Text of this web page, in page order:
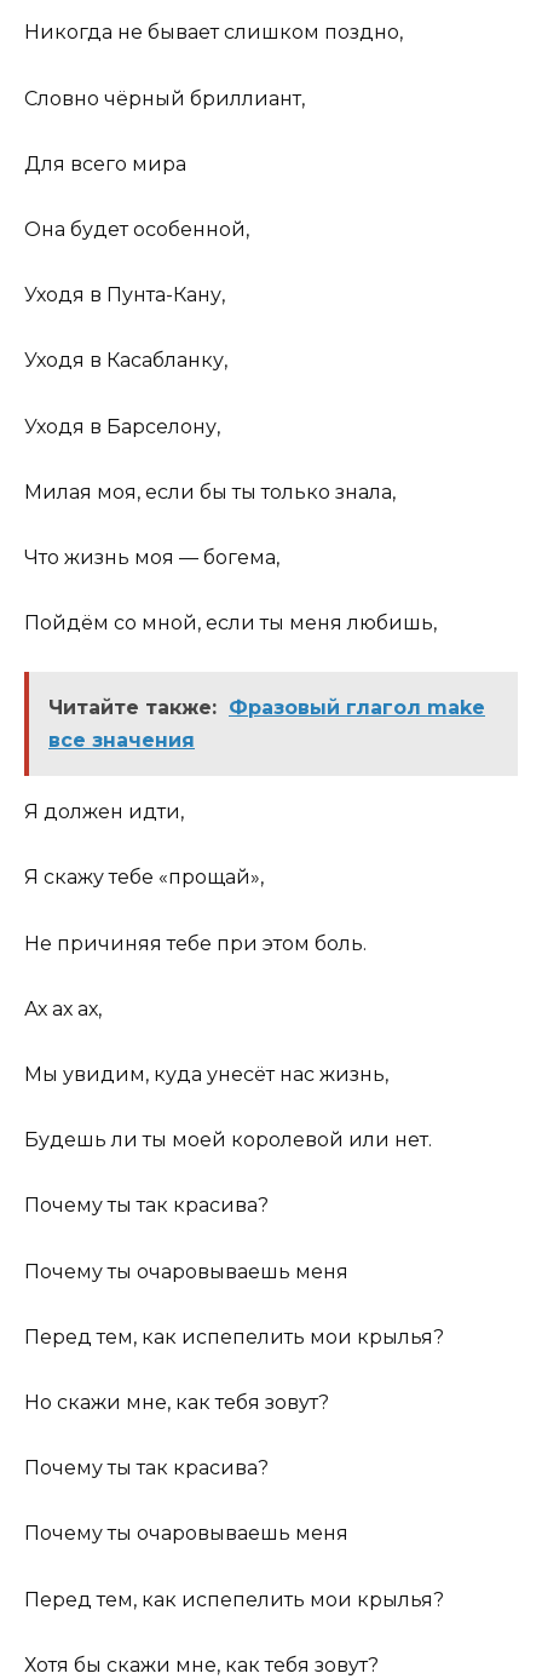
Никогда не бывает слишком поздно,
Словно чёрный бриллиант,
Для всего мира
Она будет особенной,
Уходя в Пунта-Кану,
Уходя в Касабланку,
Уходя в Барселону,
Милая моя, если бы ты только знала,
Что жизнь моя — богема,
Пойдём со мной, если ты меня любишь,
Читайте также: Фразовый глагол make
все значения
Я должен идти,
Я скажу тебе «прощай»,
Не причиняя тебе при этом боль.
Ах ах ах,
Мы увидим, куда унесёт нас жизнь,
Будешь ли ты моей королевой или нет.
Почему ты так красива?
Почему ты очаровываешь меня
Перед тем, как испепелить мои крылья?
Но скажи мне, как тебя зовут?
Почему ты так красива?
Почему ты очаровываешь меня
Перед тем, как испепелить мои крылья?
Хотя бы скажи мне, как тебя зовут?